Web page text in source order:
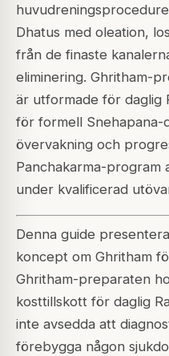
Dhatus med oleation,
från de finaste
eliminering. Ghritham-
är utformade för daglig
för formell Snehapana-
övervakning och
Panchakarma-program
under kvalificerad
Denna guide
koncept om Ghritham
Ghritham-preparaten
kosttillskott för daglig
inte avsedda att
förebygga någon